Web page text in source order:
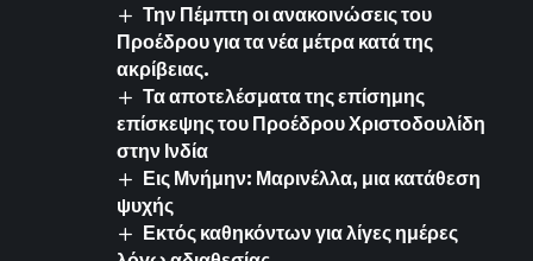
Την Πέμπτη οι ανακοινώσεις του
Προέδρου για τα νέα μέτρα κατά της
ακρίβειας.
Τα αποτελέσματα της επίσημης
επίσκεψης του Προέδρου Χριστοδουλίδη
στην Ινδία
Εις Μνήμην: Μαρινέλλα, μια κατάθεση
ψυχής
Εκτός καθηκόντων για λίγες ημέρες